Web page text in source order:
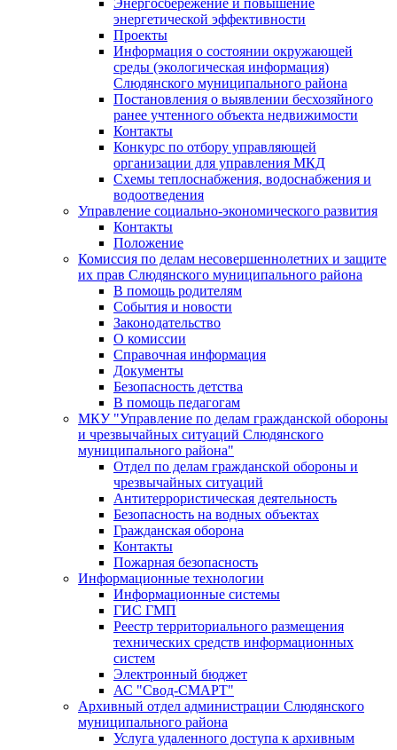
Энергосбережение и повышение
энергетической эффективности
Проекты
Информация о состоянии окружающей
среды (экологическая информация)
Слюдянского муниципального района
Постановления о выявлении бесхозяйного
ранее учтенного объекта недвижимости
Контакты
Конкурс по отбору управляющей
организации для управления МКД
Схемы теплоснабжения, водоснабжения и
водоотведения
Управление социально-экономического развития
Контакты
Положение
Комиссия по делам несовершеннолетних и защите
их прав Слюдянского муниципального района
В помощь родителям
События и новости
Законодательство
О комиссии
Справочная информация
Документы
Безопасность детства
В помощь педагогам
МКУ "Управление по делам гражданской обороны
и чрезвычайных ситуаций Слюдянского
муниципального района"
Отдел по делам гражданской обороны и
чрезвычайных ситуаций
Антитеррористическая деятельность
Безопасность на водных объектах
Гражданская оборона
Контакты
Пожарная безопасность
Информационные технологии
Информационные системы
ГИС ГМП
Реестр территориального размещения
технических средств информационных
систем
Электронный бюджет
АС "Свод-СМАРТ"
Архивный отдел администрации Слюдянского
муниципального района
Услуга удаленного доступа к архивным